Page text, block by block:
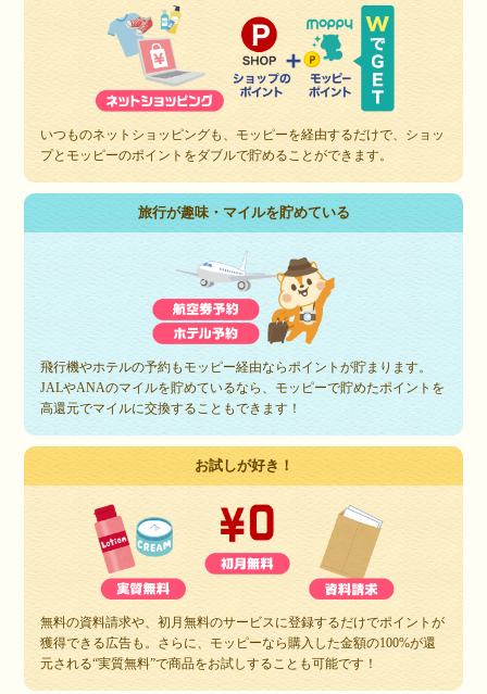
いつものネットショッピングも、モッピーを経由するだけで、ショッ
プとモッピーのポイントをダブルで貯めることができます。
旅行が趣味・マイルを貯めている
飛行機やホテルの予約もモッピー経由ならポイントが貯まります。
JALやANAのマイルを貯めているなら、モッピーで貯めたポイントを
高還元でマイルに交換することもできます！
お試しが好き！
無料の資料請求や、初月無料のサービスに登録するだけでポイントが
獲得できる広告も。さらに、モッピーなら購入した金額の100%が還
元される“実質無料”で商品をお試しすることも可能です！